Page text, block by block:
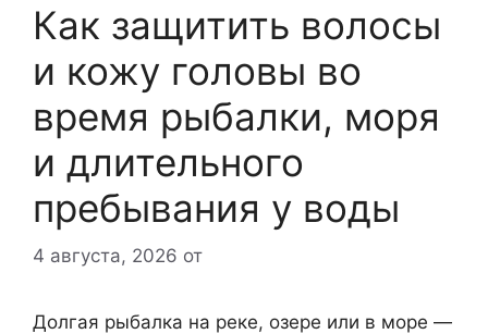
Как защитить волосы
и кожу головы во
время рыбалки, моря
и длительного
пребывания у воды
4 августа, 2026 от
Долгая рыбалка на реке, озере или в море —